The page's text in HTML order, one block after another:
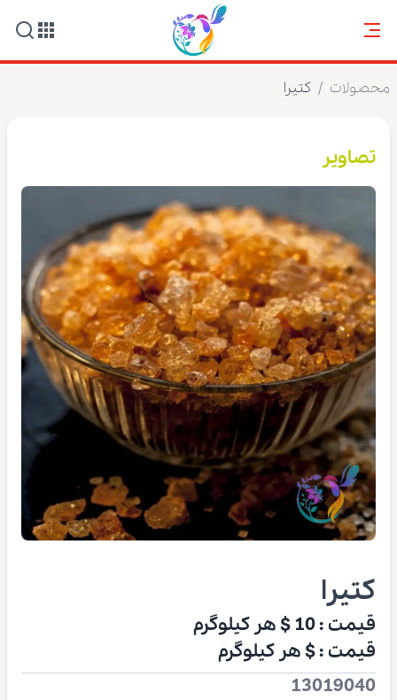
محصولات / کتیرا
تصاویر
کتیرا
قیمت :
هر کیلوگرم
قیمت :$هر کیلوگرم
13019040